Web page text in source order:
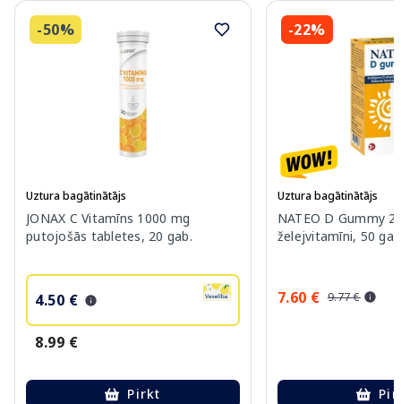
-50%
Uztura bagātinātājs
JONAX C Vitamīns 1000 mg
putojošās tabletes, 20 gab.
4.50 €
8.99 €
Pirkt
-22%
Uztura bagātinātājs
NATEO D Gummy
želejvitamīni, 50
7.60 € 9.77 €